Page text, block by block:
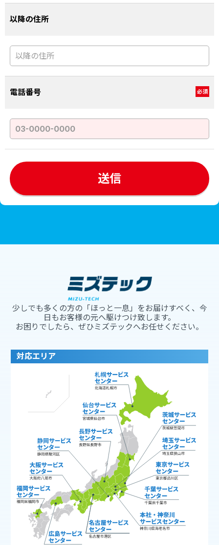
以降の住所
電話番号 必須
少しでも多くの方の「ほっと一息」をお届けすべく、今
日もお客様の元へ駆けつけ致します。
お困りでしたら、ぜひミズテックへお任せください。
対応エリア